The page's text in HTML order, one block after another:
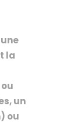
la
un
ou